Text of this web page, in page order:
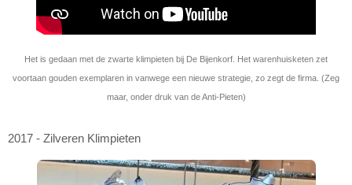
Het is gedaan met de zwarte klimpieten bij De Bijenkorf. Het warenhuisketen zet
voortaan gouden exemplaren in vanwege een nieuwe strategie, zo zegt de firma. (Zeg
maar, onder druk van de Anti-Pieten)
2017 - Zilveren Klimpieten